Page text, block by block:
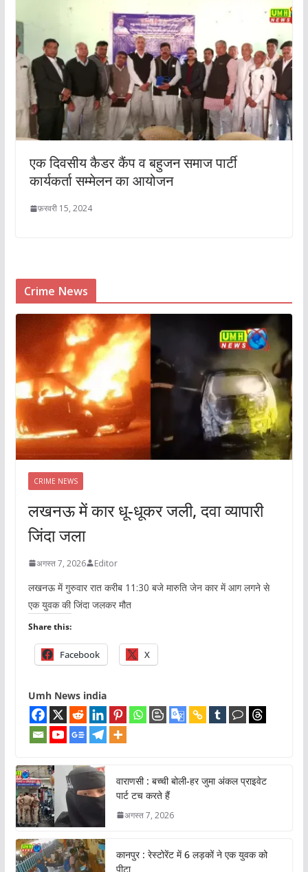
एक दिवसीय कैडर कैंप व बहुजन समाज पार्टी
कार्यकर्ता सम्मेलन का आयोजन
फ़रवरी 15, 2024
Crime News
CRIME NEWS
लखनऊ में कार धू-धूकर जली, दवा व्यापारी
जिंदा जला
अगस्त 7, 2026 Editor
लखनऊ में गुरुवार रात करीब 11:30 बजे मारुति जेन कार में आग लगने से
एक युवक की जिंदा जलकर मौत
Share this:
Facebook X
Umh News india
वाराणसी : बच्ची बोली-हर जुमा अंकल प्राइवेट
पार्ट टच करते हैं
अगस्त 7, 2026
कानपुर : रेस्टोरेंट में 6 लड़कों ने एक युवक को
पीटा